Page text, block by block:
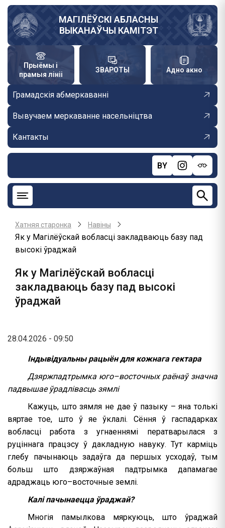
Skip
main
content
МАГІЛЁЎСКІ АБЛАСНЫ
ВЫКАНАЎЧЫ КАМІТЭТ
Прыёмы і
прамыя лініі
ЗВАРОТЫ Адно акно
Грамадскія абмеркаванні
Вывучаем меркаванне насельніцтва
Кантакты
BY
Хатняя старонка Навiны
Як у Магілёўскай вобласці закладваюць базу пад
высокі ўраджай
Як у Магілёўскай вобласці
закладваюць базу пад высокі
ўраджай
28.04.2026 - 09:50
Індывідуальны рацыён для кожнага гектара
Дзяржпадтрымка юго–восточных раёнаў значна
падвышае ўрадлівасць зямлі
Кажуць, што зямля не дае ў пазыку – яна толькі
вяртае тое, што ў яе ўклалі. Сёння ў гаспадарках
вобласці работа з угнаеннямі ператварылася з
руціннага працэсу ў дакладную навуку. Тут карміць
глебу пачынаюць задаўга да першых усходаў, тым
больш што дзяржаўная падтрымка дапамагае
адраджаць юго–восточные землі.
Калі пачынаецца ўраджай?
Многія памылкова мяркуюць, што ўраджай